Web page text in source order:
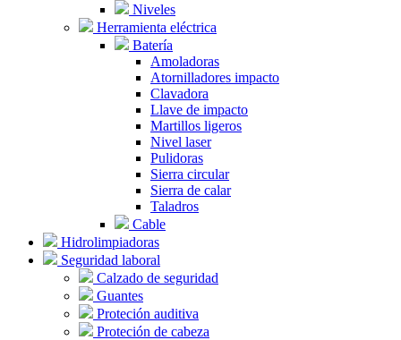
Niveles
Herramienta eléctrica
Batería
Amoladoras
Atornilladores impacto
Clavadora
Llave de impacto
Martillos ligeros
Nivel laser
Pulidoras
Sierra circular
Sierra de calar
Taladros
Cable
Hidrolimpiadoras
Seguridad laboral
Calzado de seguridad
Guantes
Proteción auditiva
Proteción de cabeza